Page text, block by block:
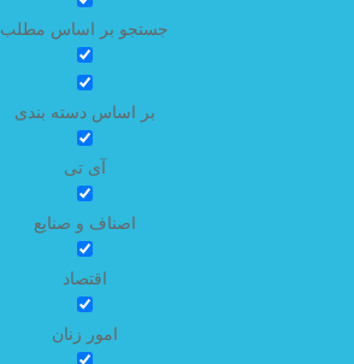
جستجو بر اساس مطلب
بر اساس دسته بندی
آی تی
اصناف و صنایع
اقتصاد
امور زنان